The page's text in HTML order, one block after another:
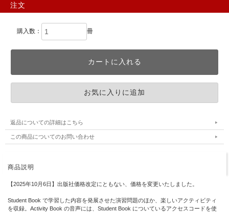
注文
購入数： 冊
返品についての詳細はこちら
この商品についてのお問い合わせ
商品説明
【2025年10月6日】出版社価格改定にともない、価格を変更いたしました。
Student Book で学習した内容を発展させた演習問題のほか、楽しいアクティビティ
を収録。Activity Book の音声には、Student Book についているアクセスコードを使